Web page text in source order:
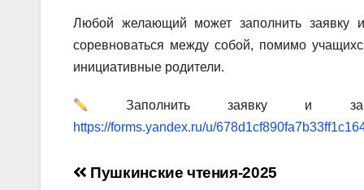
Любой желающий может заполнить заявку
соревноваться между собой, помимо
инициативные родители.
Заполнить заявку и
https://forms.yandex.ru/u/
Навигация
Пушкинские чтения-2025